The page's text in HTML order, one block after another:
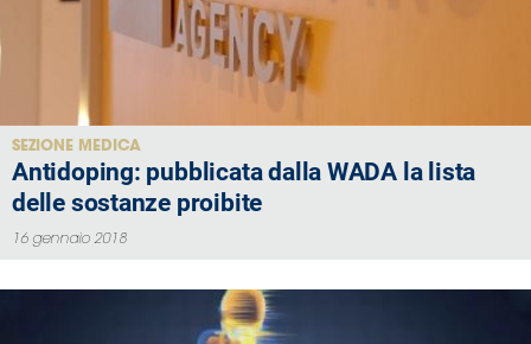
SEZIONE MEDICA
Antidoping: pubblicata dalla WADA la lista
delle sostanze proibite
16 gennaio 2018